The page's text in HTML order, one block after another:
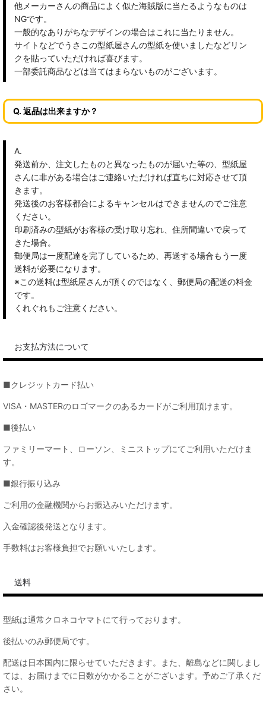
他メーカーさんの商品によく似た海賊版に当たるようなものは
NGです。
一般的なありがちなデザインの場合はこれに当たりません。
サイトなどでうさこの型紙屋さんの型紙を使いましたなどリン
クを貼っていただければ喜びます。
一部委託商品などは当てはまらないものがございます。
Q. 返品は出来ますか？
A.
発送前か、注文したものと異なったものが届いた等の、型紙屋
さんに非がある場合はご連絡いただければ直ちに対応させて頂
きます。
発送後のお客様都合によるキャンセルはできませんのでご注意
ください。
印刷済みの型紙がお客様の受け取り忘れ、住所間違いで戻って
きた場合。
郵便局は一度配達を完了しているため、再送する場合もう一度
送料が必要になります。
※この送料は型紙屋さんが頂くのではなく、郵便局の配送の料金
です。
くれぐれもご注意ください。
お支払方法について
■クレジットカード払い
VISA・MASTERのロゴマークのあるカードがご利用頂けます。
■後払い
ファミリーマート、ローソン、ミニストップにてご利用いただけま
す。
■銀行振り込み
ご利用の金融機関からお振込みいただけます。
入金確認後発送となります。
手数料はお客様負担でお願いいたします。
送料
型紙は通常クロネコヤマトにて行っております。
後払いのみ郵便局です。
配送は日本国内に限らせていただきます。また、離島などに関しまし
ては、お届けまでに日数がかかることがございます。予めご了承くだ
さい。